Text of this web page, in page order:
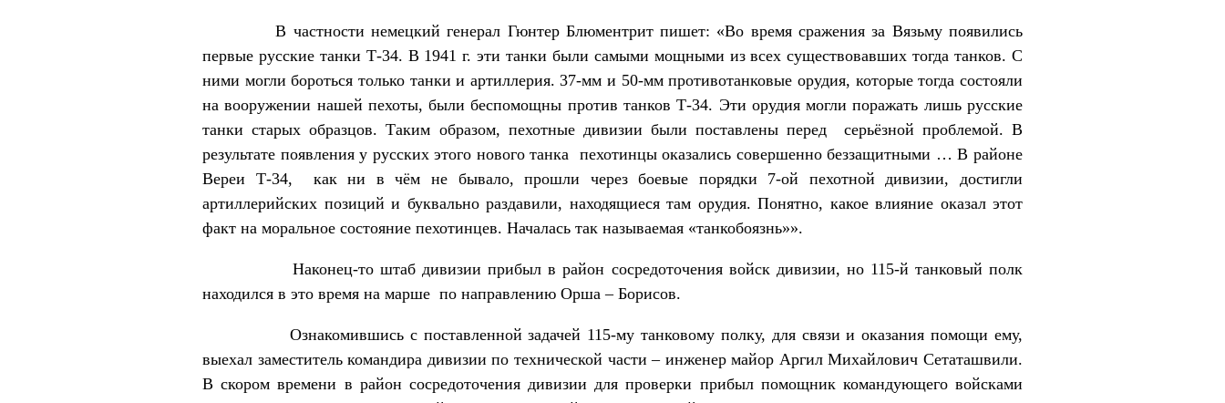
В частности немецкий генерал Гюнтер Блюментрит пишет: «Во время сражения за Вязьму появились
первые русские танки Т-34. В 1941 г. эти танки были самыми мощными из всех существовавших тогда танков. С
ними могли бороться только танки и артиллерия. 37-мм и 50-мм противотанковые орудия, которые тогда состояли
на вооружении нашей пехоты, были беспомощны против танков Т-34. Эти орудия могли поражать лишь русские
танки старых образцов. Таким образом, пехотные дивизии были поставлены перед серьёзной проблемой. В
результате появления у русских этого нового танка пехотинцы оказались совершенно беззащитными … В районе
Вереи Т-34, как ни в чём не бывало, прошли через боевые порядки 7-ой пехотной дивизии, достигли
артиллерийских позиций и буквально раздавили, находящиеся там орудия. Понятно, какое влияние оказал этот
факт на моральное состояние пехотинцев. Началась так называемая «танкобоязнь»».
Наконец-то штаб дивизии прибыл в район сосредоточения войск дивизии, но 115-й танковый полк
находился в это время на марше по направлению Орша – Борисов.
Ознакомившись с поставленной задачей 115-му танковому полку, для связи и оказания помощи ему,
выехал заместитель командира дивизии по технической части – инженер майор Аргил Михайлович Сетаташвили.
В скором времени в район сосредоточения дивизии для проверки прибыл помощник командующего войсками